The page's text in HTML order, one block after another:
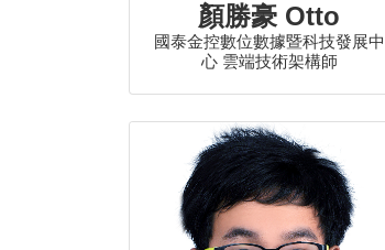
顏勝豪 Otto
國泰金控數位數據暨科技發展中
心 雲端技術架構師